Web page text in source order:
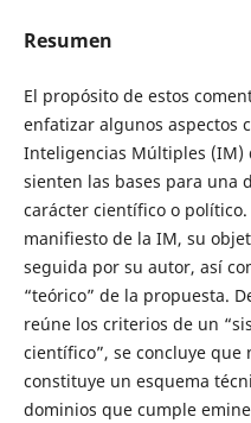
Resumen
El propósito de estos
enfatizar algunos aspectos
Inteligencias Múltiples (IM)
sienten las bases para una
carácter científico o
manifiesto de la IM, su
seguida por su autor, así
“teórico” de la propuesta.
reúne los criterios de un
científico”, se concluye que
constituye un esquema
dominios que cumple